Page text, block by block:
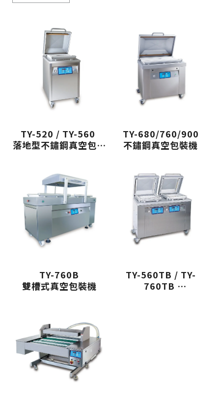
TY-520 / TY-560
落地型不鏽鋼真空包裝
TY-680/760/900
不鏽鋼真空包裝機
TY-760B
雙槽式真空包裝機
TY-560TB / TY-
760TB